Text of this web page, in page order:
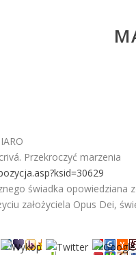
Przekroczyć marzenia
świadka opowiedziana
założyciela Opus Dei,